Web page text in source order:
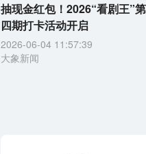
抽现金红包！2026“看剧王”第
四期打卡活动开启
2026-06-04 11:57:39
大象新闻